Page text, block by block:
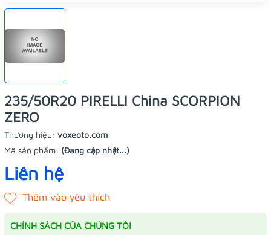
235/50R20 PIRELLI China SCORPION
ZERO
Thương hiệu: voxeoto.com
Mã sản phẩm: (Đang cập nhật...)
Liên hệ
CHÍNH SÁCH CỦA CHÚNG TÔI